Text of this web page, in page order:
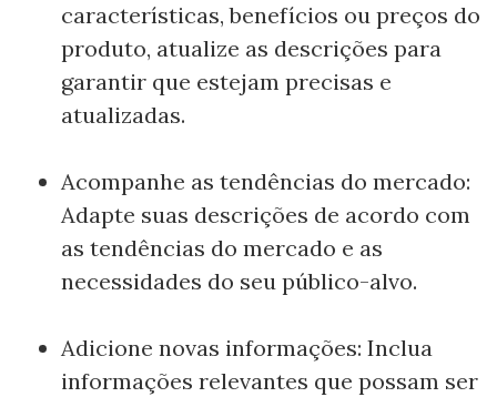
características, benefícios ou preços do
produto, atualize as descrições para
garantir que estejam precisas e
atualizadas.
Acompanhe as tendências do mercado:
Adapte suas descrições de acordo com
as tendências do mercado e as
necessidades do seu público-alvo.
Adicione novas informações: Inclua
informações relevantes que possam ser